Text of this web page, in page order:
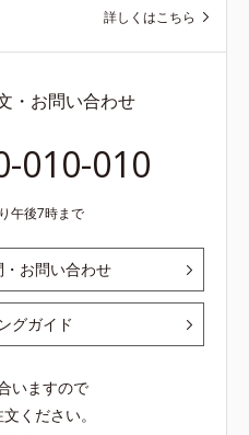
詳しくはこちら
・お問い合わせ
010-010
午後7時まで
お問い合わせ
グガイド
いますので
ください。